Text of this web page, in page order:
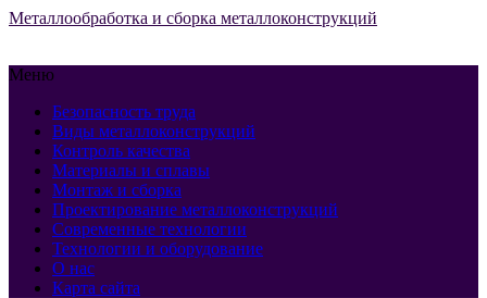
Металлообработка и сборка металлоконструкций
Меню
Безопасность труда
Виды металлоконструкций
Контроль качества
Материалы и сплавы
Монтаж и сборка
Проектирование металлоконструкций
Современные технологии
Технологии и оборудование
О нас
Карта сайта